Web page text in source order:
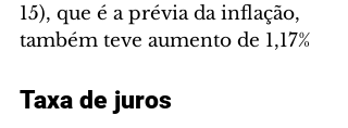
15), que é a prévia da inflação,
também teve aumento de 1,17%
Taxa de juros